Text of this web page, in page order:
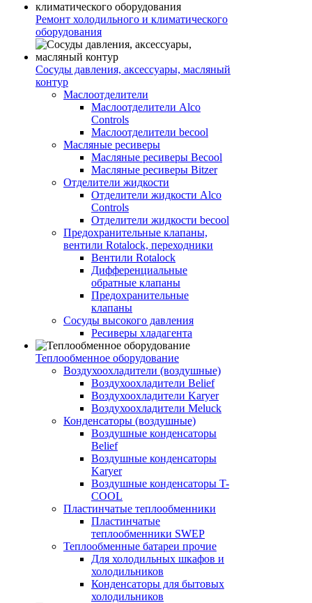
Ремонт холодильного и климатического
оборудования
Сосуды давления, аксессуары, масляный
контур
Маслоотделители
Маслоотделители Alco
Controls
Маслоотделители becool
Масляные ресиверы
Масляные ресиверы Becool
Масляные ресиверы Bitzer
Отделители жидкости
Отделители жидкости Alco
Controls
Отделители жидкости becool
Предохранительные клапаны,
вентили Rotalock, переходники
Вентили Rotalock
Дифференциальные
обратные клапаны
Предохранительные
клапаны
Сосуды высокого давления
Ресиверы хладагента
Теплообменное оборудование
Воздухоохладители (воздушные)
Воздухоохладители Belief
Воздухоохладители Karyer
Воздухоохладители Meluck
Конденсаторы (воздушные)
Воздушные конденсаторы
Belief
Воздушные конденсаторы
Karyer
Воздушные конденсаторы T-
COOL
Пластинчатые теплообменники
Пластинчатые
теплообменники SWEP
Теплообменные батареи прочие
Для холодильных шкафов и
холодильников
Конденсаторы для бытовых
холодильников